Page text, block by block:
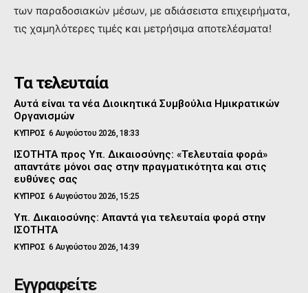
των παραδοσιακών μέσων, με αδιάσειστα επιχειρήματα,
τις χαμηλότερες τιμές και μετρήσιμα αποτελέσματα!
Τα τελευταία
Αυτά είναι τα νέα Διοικητικά Συμβούλια Ημικρατικών
Οργανισμών
ΚΥΠΡΟΣ 6 Αυγούστου 2026, 18:33
ΙΣΟΤΗΤΑ προς Υπ. Δικαιοσύνης: «Τελευταία φορά»
απαντάτε μόνοι σας στην πραγματικότητα και στις
ευθύνες σας
ΚΥΠΡΟΣ 6 Αυγούστου 2026, 15:25
Υπ. Δικαιοσύνης: Απαντά για τελευταία φορά στην
ΙΣΟΤΗΤΑ
ΚΥΠΡΟΣ 6 Αυγούστου 2026, 14:39
Εγγραφείτε